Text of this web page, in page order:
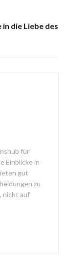
die Liebe des
für
Einblicke in
gut
zu
nicht auf